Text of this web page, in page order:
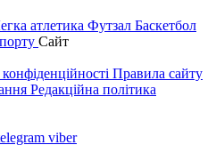
атлетика Футзал Баскетбол
Сайт
Правила сайту
Редакційна політика
viber